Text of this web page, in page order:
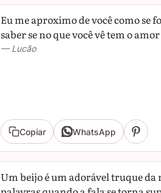
Eu me aproximo de você como se
saber se no que você vê tem o
— Lucão
Copiar WhatsApp
Um beijo é um adorável truque